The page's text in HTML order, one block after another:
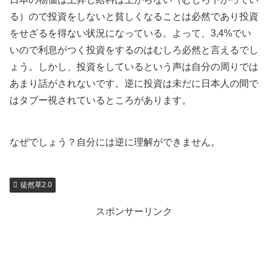
る）ので投資をしないと貧しくなることは必然であり投資
をせざるを得ない状況になっている。よって、3,4%でい
いので利息がつく投資をするのはむしろ必然と言えるでし
ょう。しかし、投資をしているという声は自分の周りでは
あまり話がされないです。逆に投資は未だに日本人の間で
はタブー視されているところがあります。
なぜでしょう？自分には逆に理解ができません。
徒然草2.0
スポンサーリンク